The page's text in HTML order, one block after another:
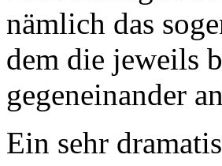
nämlich das
dem die jeweils
gegeneinander
Ein sehr